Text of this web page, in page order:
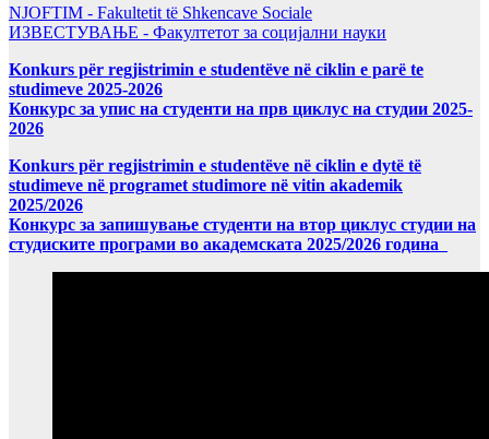
NJOFTIM - Fakultetit të Shkencave Sociale
ИЗВЕСТУВАЊЕ - Факултетот за социјални науки
Konkurs për regjistrimin e studentëve në ciklin e parë te
studimeve 2025-2026
Конкурс за упис на студенти на прв циклус на студии 2025-
2026
Konkurs për regjistrimin e studentëve në ciklin e dytë të
studimeve në programet studimore në vitin akademik
2025/2026
Конкурс за запишување студенти на втор циклус студии на
студиските програми во академската 2025/2026 година